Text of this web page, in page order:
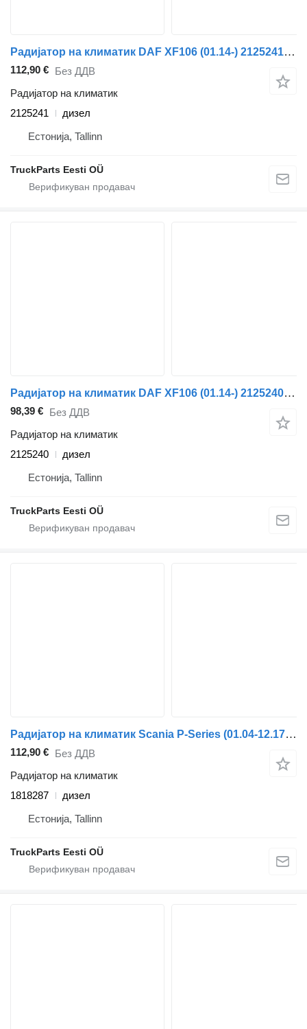
Радијатор на климатик DAF XF106 (01.14-) 2125241 за камион влекач DAF XF106 (2014-)
112,90 € Без ДДВ
Радијатор на климатик
2125241
дизел
Естонија, Tallinn
TruckParts Eesti OÜ
Радијатор на климатик DAF XF106 (01.14-) 2125240 за камион влекач DAF XF106 (2014-)
98,39 € Без ДДВ
Радијатор на климатик
2125240
дизел
Естонија, Tallinn
TruckParts Eesti OÜ
Радијатор на климатик Scania P-Series (01.04-12.17) 1818287 за камион влекач Scania P,G,R,T-series (2004-2017)
112,90 € Без ДДВ
Радијатор на климатик
1818287
дизел
Естонија, Tallinn
TruckParts Eesti OÜ